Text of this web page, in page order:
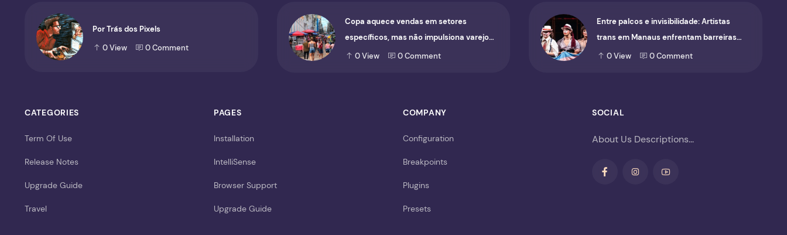
Por Trás dos Pixels
0View 0Comment
Copa aquece vendas em setores
específicos, mas não impulsiona varejo
de forma geral
0View 0Comment
Entre palcos e invisibilidade: Artistas
trans em Manaus enfrentam barreiras
para ocupar o cenário cultural
0View 0Comment
CATEGORIES
Term Of Use
Release Notes
Upgrade Guide
Travel
PAGES
Installation
IntelliSense
Browser Support
Upgrade Guide
COMPANY
Configuration
Breakpoints
Plugins
Presets
SOCIAL
About Us Descriptions...